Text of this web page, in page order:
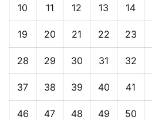
10 11 12 13 14
19 20 21 22 23
28 29 30 31 32
37 38 39 40 41
46 47 48 49 50